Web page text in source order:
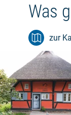
Was
zur